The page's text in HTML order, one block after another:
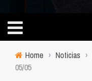
Home › Noticias ›
05/05